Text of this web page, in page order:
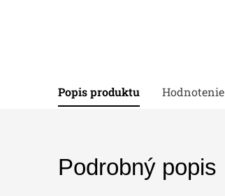
Popis produktu Hodnotenie
Podrobný popis